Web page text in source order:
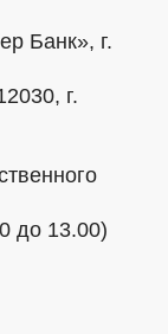
Банк», г.
г.
до 13.00)